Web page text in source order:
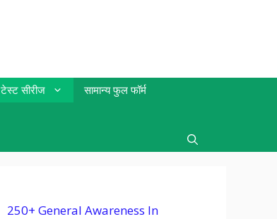
टेस्ट सीरीज
सामान्य फुल फॉर्म
250+ General Awareness In